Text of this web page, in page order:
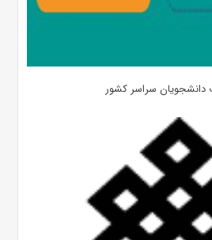
دانشجویان سراسر کشور